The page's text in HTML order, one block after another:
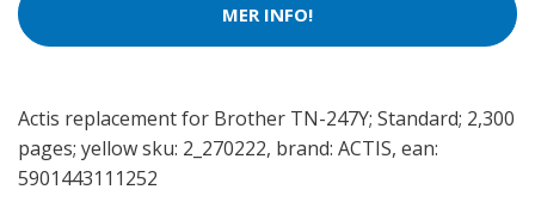
MER INFO!
Actis replacement for Brother TN-247Y; Standard; 2,300
pages; yellow sku: 2_270222, brand: ACTIS, ean:
5901443111252